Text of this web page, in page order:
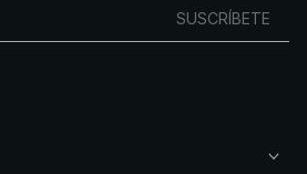
SUSCRÍBETE